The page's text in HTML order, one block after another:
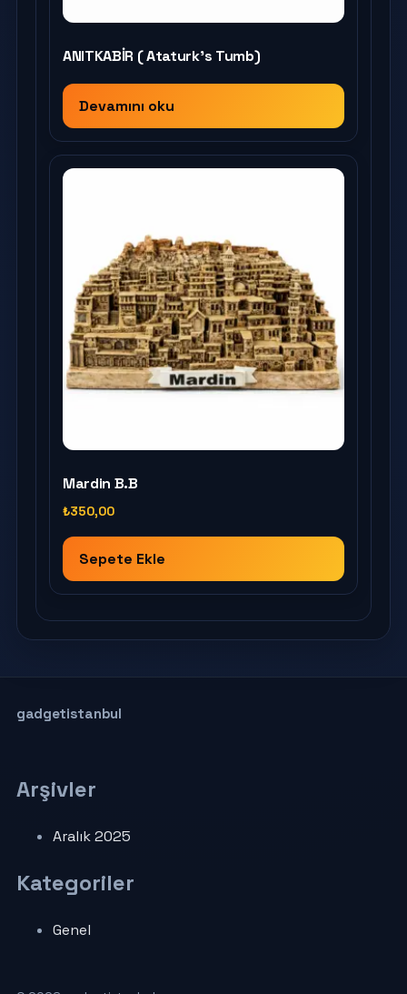
ANITKABİR ( Ataturk’s Tumb)
Devamını oku
Mardin B.B
₺350,00
Sepete Ekle
gadgetistanbul
Arşivler
Aralık 2025
Kategoriler
Genel